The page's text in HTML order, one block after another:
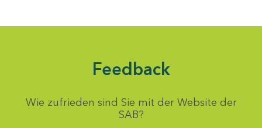
Feedback
Wie zufrieden sind Sie mit der Website der
SAB?